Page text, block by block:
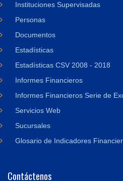
Instituciones Supervisadas
Personas
Documentos
Estadísticas
Estadísticas CSV 2008 - 2018
Informes Financieros
Informes Financieros Serie de
Servicios Web
Sucursales
Glosario de Indicadores
Contáctenos